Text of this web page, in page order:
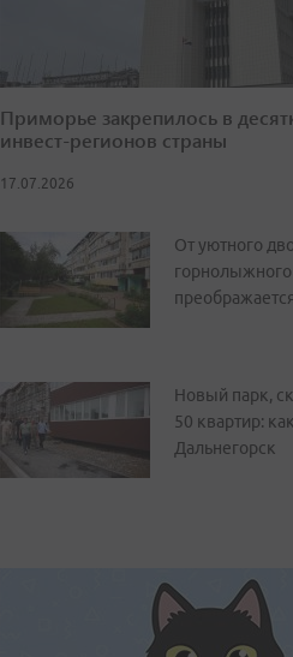
Приморье закрепилось в
инвест-регионов страны
17.07.2026
От уютного
горнолыжного
Новый парк,
50 квартир:
Дальнегорск